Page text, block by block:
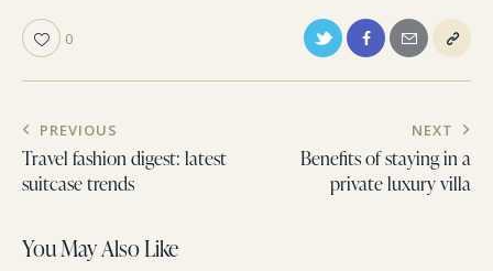
0
PREVIOUS
Travel fashion digest: latest
suitcase trends
NEXT
Benefits of staying in a
private luxury villa
You May Also Like